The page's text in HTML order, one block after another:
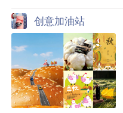
创意加油站